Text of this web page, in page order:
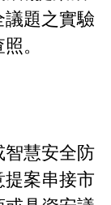
題之實驗
。
智慧安全防
案串接市